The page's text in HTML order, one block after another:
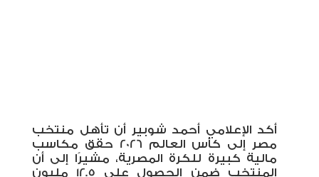
أكد الإعلامي أحمد شوبير أن تأهل منتخب
مصر إلى كأس العالم 2026 حقق مكاسب
مالية كبيرة للكرة المصرية، مشيرًا إلى أن
المنتخب ضمن الحصول على 12.5 مليون